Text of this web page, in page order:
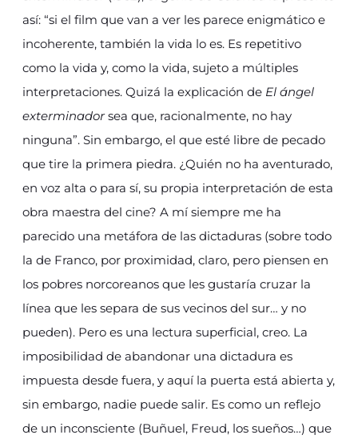
así: “si el film que van a ver les parece enigmático e
incoherente, también la vida lo es. Es repetitivo
como la vida y, como la vida, sujeto a múltiples
interpretaciones. Quizá la explicación de El ángel
exterminadorsea que, racionalmente, no hay
ninguna”. Sin embargo, el que esté libre de pecado
que tire la primera piedra. ¿Quién no ha aventurado,
en voz alta o para sí, su propia interpretación de esta
obra maestra del cine? A mí siempre me ha
parecido una metáfora de las dictaduras (sobre todo
la de Franco, por proximidad, claro, pero piensen en
los pobres norcoreanos que les gustaría cruzar la
línea que les separa de sus vecinos del sur… y no
pueden). Pero es una lectura superficial, creo. La
imposibilidad de abandonar una dictadura es
impuesta desde fuera, y aquí la puerta está abierta y,
sin embargo, nadie puede salir. Es como un reflejo
de un inconsciente (Buñuel, Freud, los sueños…) que